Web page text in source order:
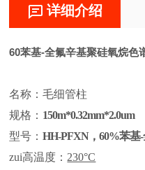
详细介绍
60苯基-全氟辛基聚硅氧烷色
名称：毛细管柱
规格： 150m*0.32mm*2.0um
型号：HH-PFXN，60%苯基
zui高温度： 230°C